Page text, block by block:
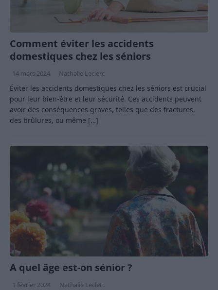
Comment éviter les accidents
domestiques chez les séniors
14 mars 2024 Nathalie Leclerc
Éviter les accidents domestiques chez les séniors est crucial
pour leur bien-être et leur sécurité. Ces accidents peuvent
avoir des conséquences graves, telles que des fractures,
des brûlures, ou même […]
A quel âge est-on sénior ?
1 février 2024 Nathalie Leclerc